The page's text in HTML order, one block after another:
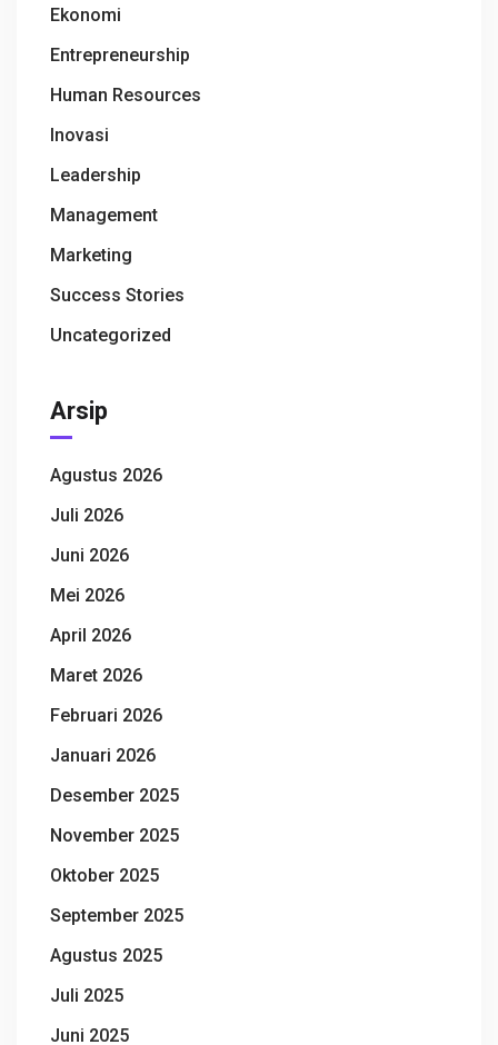
Ekonomi
Entrepreneurship
Human Resources
Inovasi
Leadership
Management
Marketing
Success Stories
Uncategorized
Arsip
Agustus 2026
Juli 2026
Juni 2026
Mei 2026
April 2026
Maret 2026
Februari 2026
Januari 2026
Desember 2025
November 2025
Oktober 2025
September 2025
Agustus 2025
Juli 2025
Juni 2025